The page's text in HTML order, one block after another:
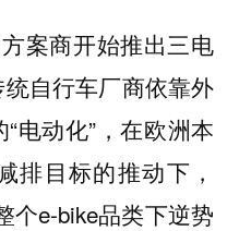
案商开始推出三电
自行车厂商依靠外
电动化”，在欧洲本
排目标的推动下，
个e-bike品类下逆势